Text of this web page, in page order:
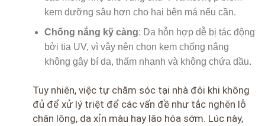
kem dưỡng sâu hơn cho hai bên má nếu cần.
Chống nắng kỹ càng: Da hỗn hợp dễ bị tác động
bởi tia UV, vì vậy nên chọn kem chống nắng
không gây bí da, thấm nhanh và không chứa dầu.
Tuy nhiên, việc tự chăm sóc tại nhà đôi khi không
đủ để xử lý triệt để các vấn đề như tắc nghẽn lỗ
chân lông, da xỉn màu hay lão hóa sớm. Lúc này,